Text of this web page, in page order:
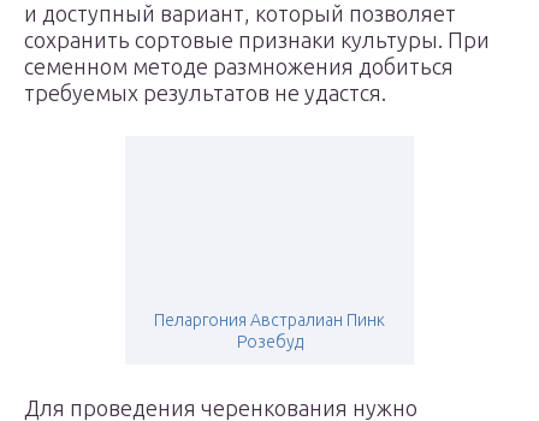
и доступный вариант, который позволяет
сохранить сортовые признаки культуры. При
семенном методе размножения добиться
требуемых результатов не удастся.
Пеларгония Австралиан Пинк
Розебуд
Для проведения черенкования нужно